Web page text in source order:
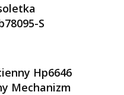
S
Hp6646
Mechanizm